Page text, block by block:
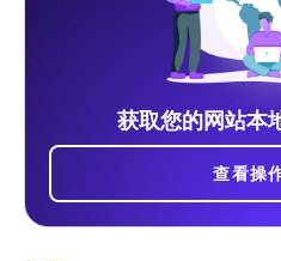
获取您的网站本
查看操